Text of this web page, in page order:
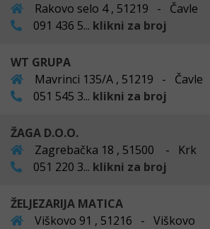
Rakovo selo 4 , 51219 - Čavle
091 436 5... klikni za broj
WT GRUPA
Mavrinci 135/A , 51219 - Čavle
051 545 3... klikni za broj
ŽAGA D.O.O.
Zagrebačka 18 , 51500 - Krk
051 220 3... klikni za broj
ŽELJEZARIJA MATICA
Viškovo 91 , 51216 - Viškovo